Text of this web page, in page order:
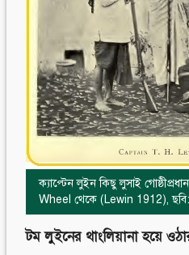
ক্যাপ্টেন লুইন কিছু লুসাই
Wheel থেকে (Lewin 1912),
টম লুইনের থাংলিয়ানা হয়ে ওঠার